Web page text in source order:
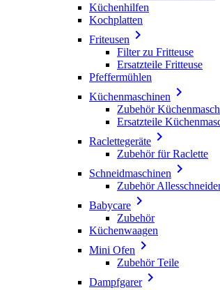
Küchenhilfen
Kochplatten
Friteusen 
Filter zu Fritteuse
Ersatzteile Fritteuse
Pfeffermühlen
Küchenmaschinen 
Zubehör
Ersatzteile
Raclettegeräte 
Zubehör für Raclette
Schneidmaschinen 
Zubehör
Babycare 
Zubehör
Küchenwaagen
Mini Ofen 
Zubehör Teile
Dampfgarer